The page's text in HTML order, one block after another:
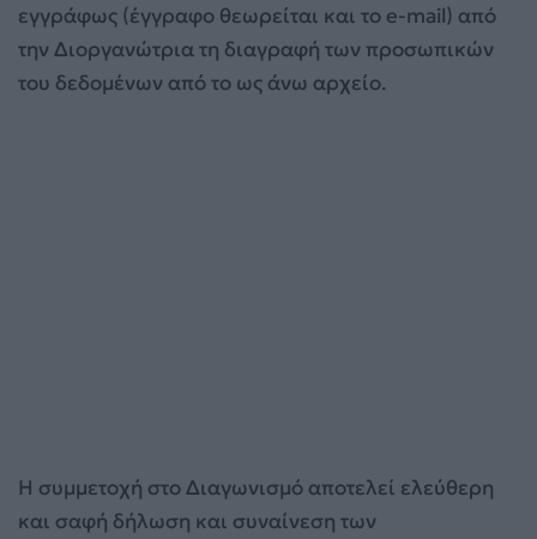
εγγράφως (έγγραφο θεωρείται και το e-mail) από
την Διοργανώτρια τη διαγραφή των προσωπικών
του δεδομένων από το ως άνω αρχείο.
Η συμμετοχή στο Διαγωνισμό αποτελεί ελεύθερη
και σαφή δήλωση και συναίνεση των